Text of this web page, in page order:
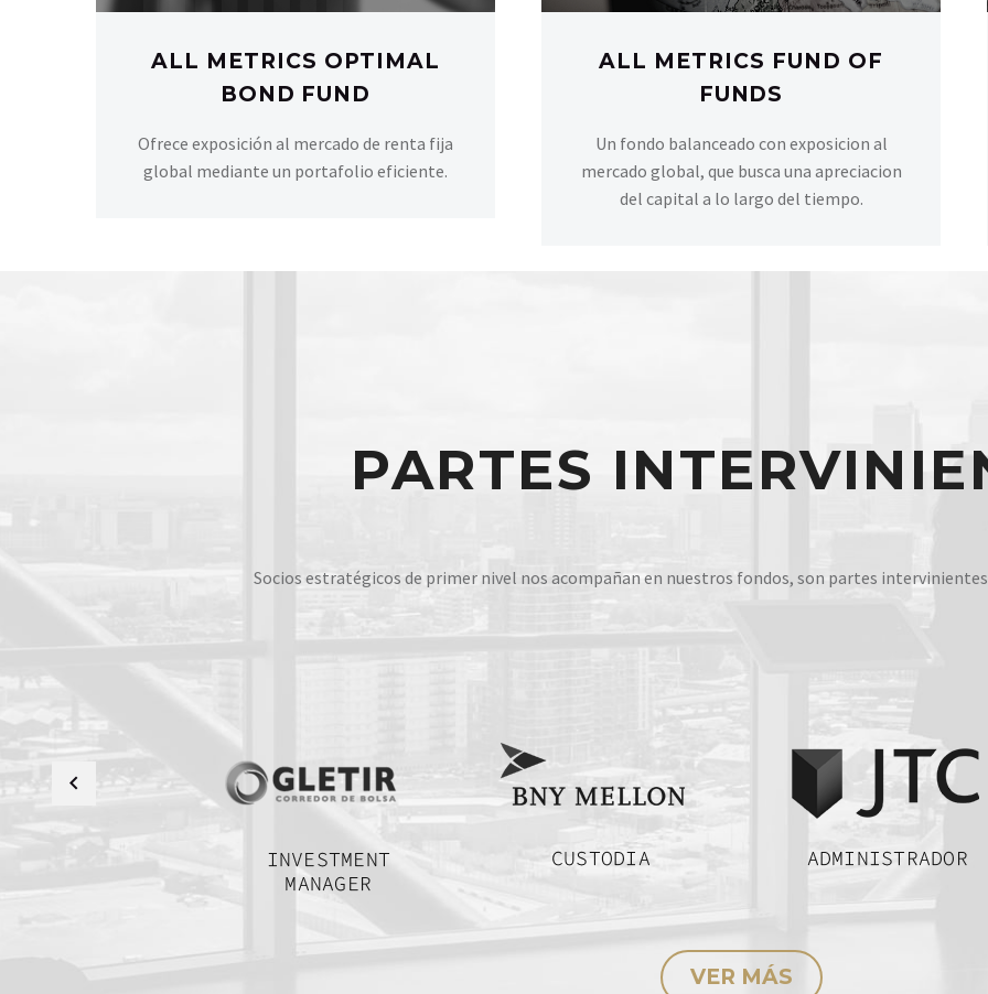
ALL METRICS OPTIMAL
BOND FUND
Ofrece exposición al mercado de renta fija
global mediante un portafolio eficiente.
ALL METRICS FUND OF
FUNDS
Un fondo balanceado con exposicion al
mercado global, que busca una apreciacion
del capital a lo largo del tiempo.
PARTES
Socios estratégicos de primer nivel nos acompañan en nuestros fondos, son partes
VER MÁS